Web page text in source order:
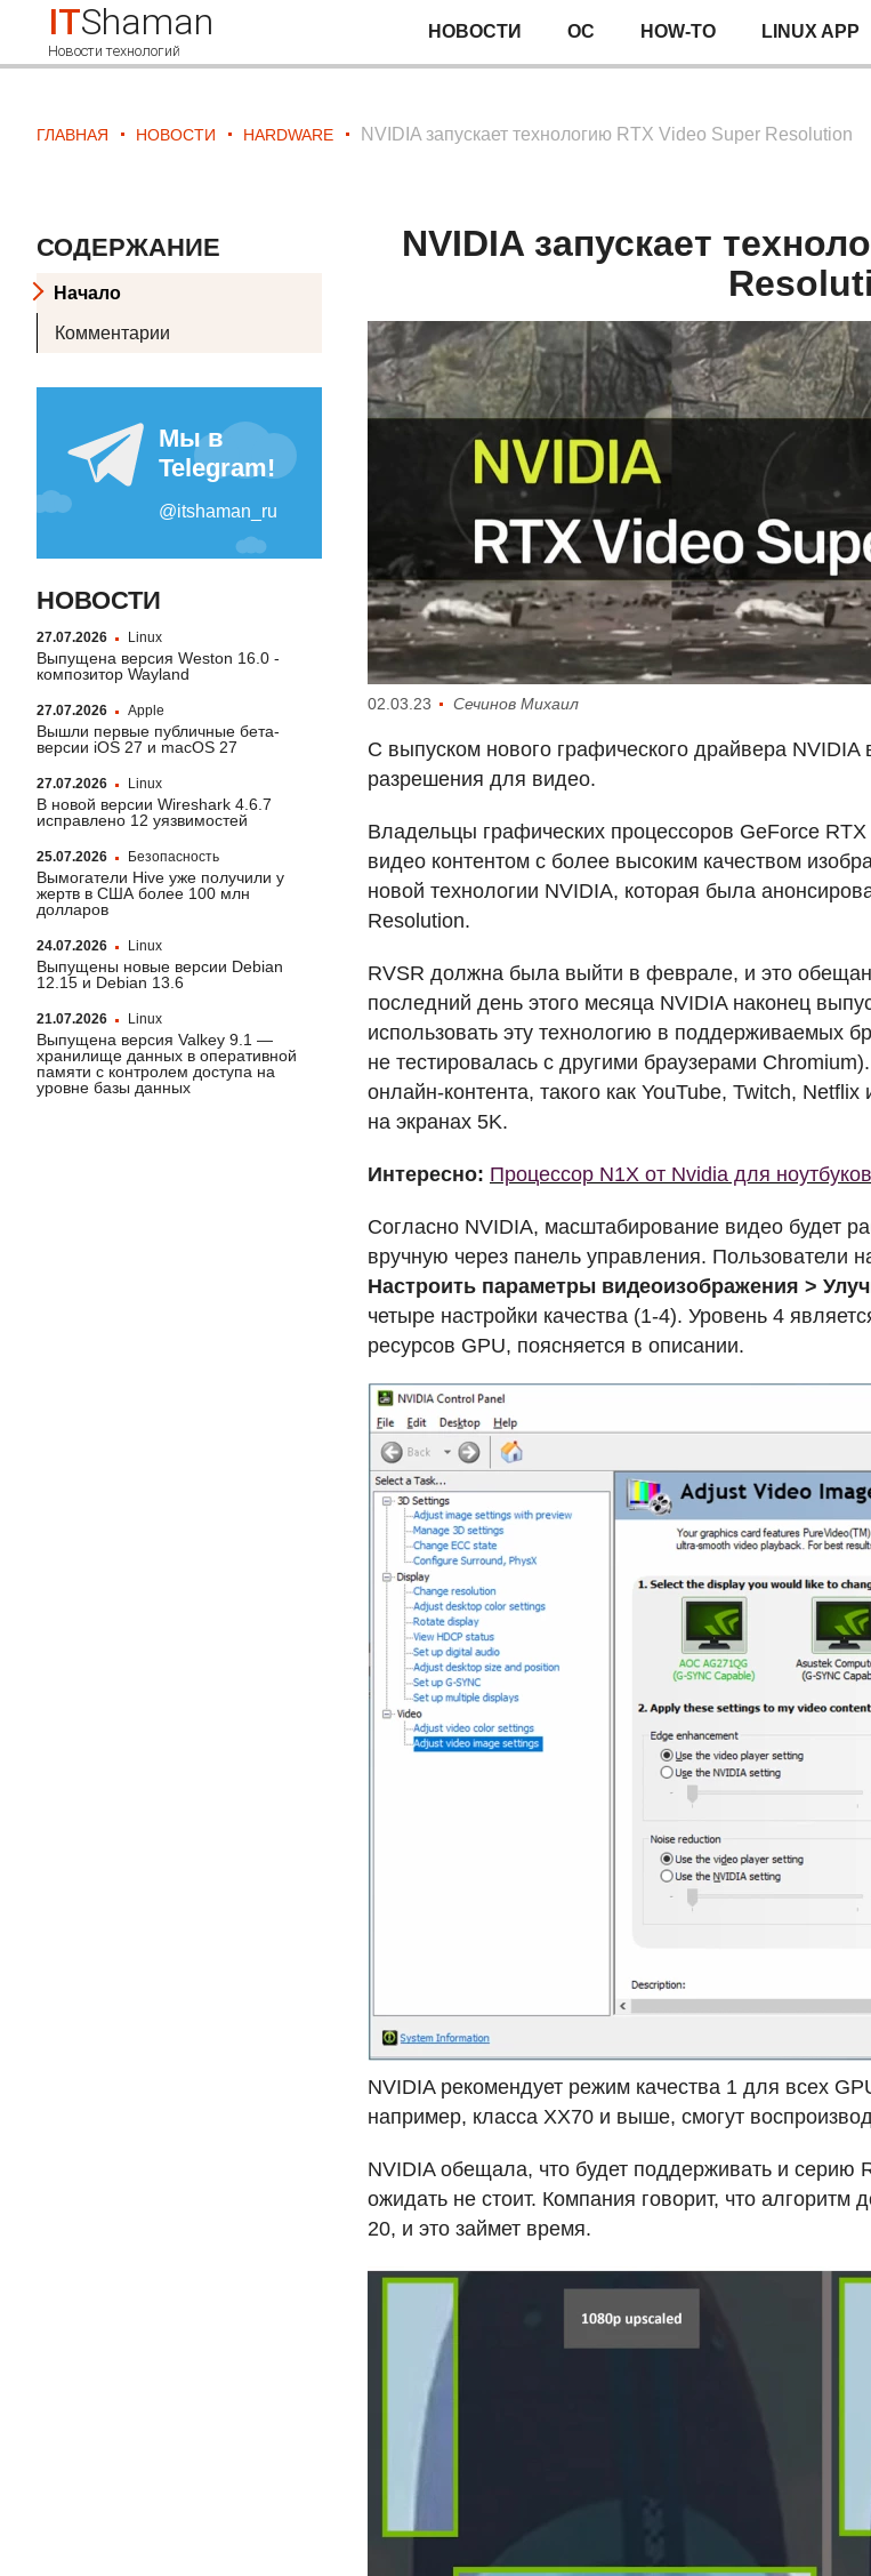
ITShaman
Новости технологий
НОВОСТИ ОС HOW-TO LINUX APP
ГЛАВНАЯ НОВОСТИ HARDWARE NVIDIA запускает технологию RTX Video Super Resolution
СОДЕРЖАНИЕ
Начало
Комментарии
НОВОСТИ
27.07.2026 Linux
Выпущена версия Weston 16.0 -
композитор Wayland
27.07.2026 Apple
Вышли первые публичные бета-
версии iOS 27 и macOS 27
27.07.2026 Linux
В новой версии Wireshark 4.6.7
исправлено 12 уязвимостей
25.07.2026 Безопасность
Вымогатели Hive уже получили у
жертв в США более 100 млн
долларов
24.07.2026 Linux
Выпущены новые версии Debian
12.15 и Debian 13.6
21.07.2026 Linux
Выпущена версия Valkey 9.1 —
хранилище данных в оперативной
памяти с контролем доступа на
уровне базы данных
NVIDIA запускает
02.03.23 Сечинов Михаил
С выпуском нового графического драйвера NVIDIA
разрешения для видео.
Владельцы графических процессоров GeForce RTX
видео контентом с более высоким качеством
новой технологии NVIDIA, которая была
Resolution.
RVSR должна была выйти в феврале, и это
последний день этого месяца NVIDIAнаконец
использовать эту технологию в поддерживаемых
не тестировалась с другими браузерами
онлайн-контента, такого как YouTube, Twitch,
на экранах 5K.
Интересно: Процессор N1X от Nvidia для
Согласно NVIDIA, масштабирование видео будет
вручную через панель управления. Пользователи
Настроить параметры видеоизображения >
четыре настройки качества (1-4). Уровень 4
ресурсов GPU, поясняется в описании.
NVIDIAрекомендует режим качества 1 для всех
например, класса XX70 и выше, смогут
NVIDIAобещала, что будет поддерживать и серию
ожидать не стоит. Компания говорит, что алгоритм
20, и это займет время.